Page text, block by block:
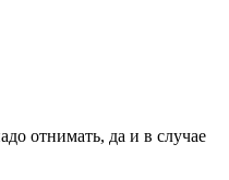
отнимать, да и в случае